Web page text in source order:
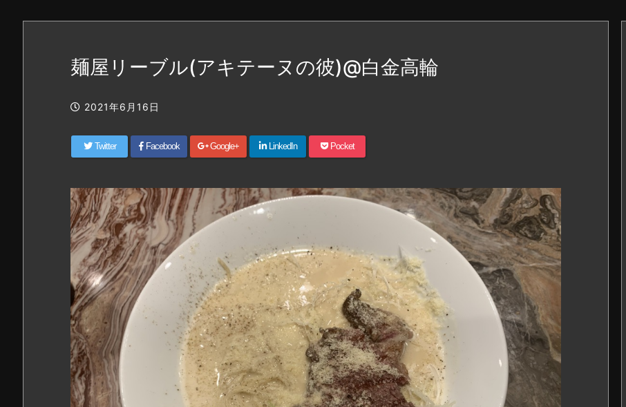
麺屋リーブル(アキテーヌの彼)@白金高輪
2021年6月16日
Twitter Facebook Google+ LinkedIn Pocket